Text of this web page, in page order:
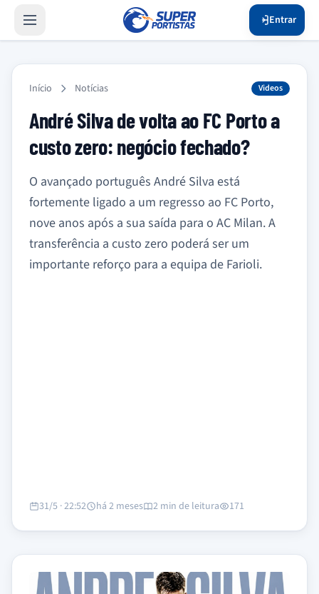
Entrar
Início Notícias Videos
André Silva de volta ao FC Porto a
custo zero: negócio fechado?
O avançado português André Silva está
fortemente ligado a um regresso ao FC Porto,
nove anos após a sua saída para o AC Milan. A
transferência a custo zero poderá ser um
importante reforço para a equipa de Farioli.
31/5 · 22:52 há 2 meses 2 min de leitura 171